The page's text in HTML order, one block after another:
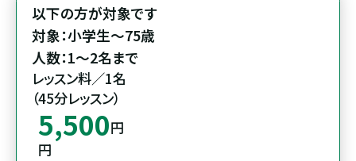
以下の方が対象です
対象：小学生～75歳
人数：1～2名まで
レッスン料／1名
（45分レッスン）
5,500円
円